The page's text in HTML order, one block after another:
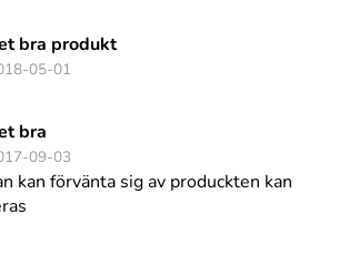
bra produkt
05-01
bra
09-03
kan förvänta sig av produckten kan